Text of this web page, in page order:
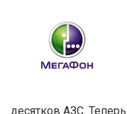
десятков АЗС.